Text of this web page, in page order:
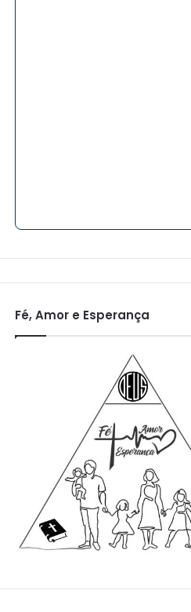
Fé, Amor e Esperança